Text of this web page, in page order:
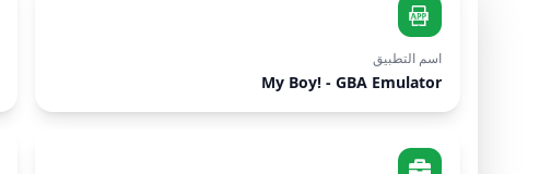
اسم التطبيق
My Boy! - GBA Emulator